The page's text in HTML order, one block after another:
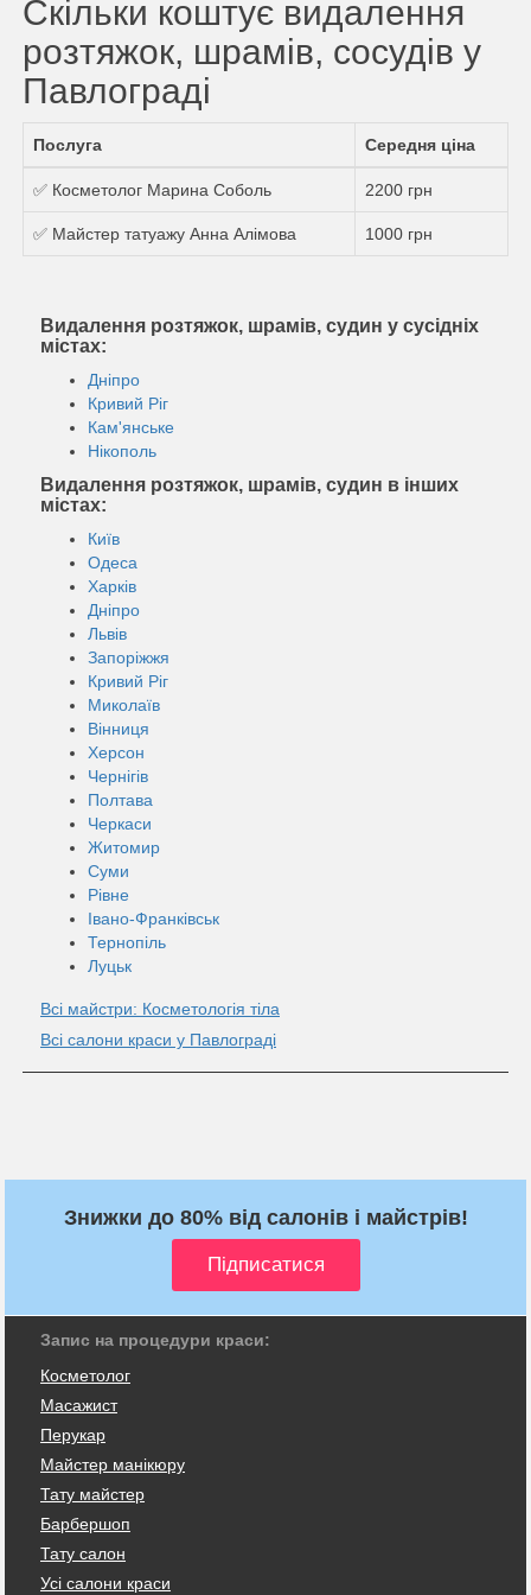
Скільки коштує видалення
розтяжок, шрамів, сосудів у
Павлограді
Послуга Середня ціна
✅ Косметолог Марина Соболь 2200 грн
✅ Майстер татуажу Анна Алімова 1000 грн
Видалення розтяжок, шрамів, судин у сусідніх
містах:
Дніпро
Кривий Ріг
Кам'янське
Нікополь
Видалення розтяжок, шрамів, судин в інших
містах:
Київ
Одеса
Харків
Дніпро
Львів
Запоріжжя
Кривий Ріг
Миколаїв
Вінниця
Херсон
Чернігів
Полтава
Черкаси
Житомир
Суми
Рівне
Івано-Франківськ
Тернопіль
Луцьк
Всі майстри: Косметологія тіла
Всі салони краси у Павлограді
Знижки до 80% від салонів і майстрів!
Запис на процедури краси:
Косметолог
Масажист
Перукар
Майстер манікюру
Тату майстер
Барбершоп
Тату салон
Усі салони краси